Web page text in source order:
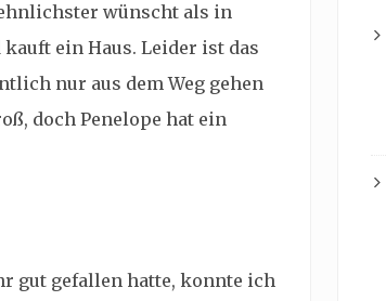
wünscht als in
ein Haus. Leider ist das
nur aus dem Weg gehen
doch Penelope hat ein
gut gefallen hatte, konnte ich